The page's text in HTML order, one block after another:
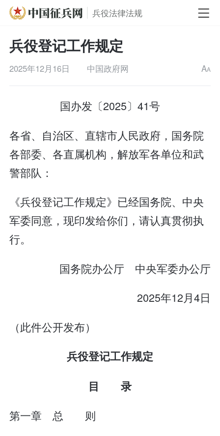
兵役法律法规
兵役登记工作规定
2025年12月16日 中国政府网 AA
国办发〔2025〕41号
各省、自治区、直辖市人民政府，国务院
各部委、各直属机构，解放军各单位和武
警部队：
《兵役登记工作规定》已经国务院、中央
军委同意，现印发给你们，请认真贯彻执
行。
国务院办公厅 中央军委办公厅
2025年12月4日
（此件公开发布）
兵役登记工作规定
目 录
第一章 总 则